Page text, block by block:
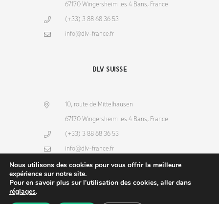
67170 Wingersheim les 4 Bans, France
(+33) 3 88 68 36 53
info@dlv-france.fr
DLV SUISSE
10, route de Mittelhausen
67170 Wingersheim les 4 Bans, France
(+33) 3 88 68 36 53
info@dlv-france.fr
Nous utilisons des cookies pour vous offrir la meilleure
expérience sur notre site.
Pour en savoir plus sur l'utilisation des cookies, aller dans
réglages.